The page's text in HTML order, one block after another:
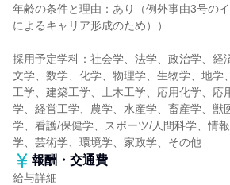
年齢の条件と理由：あり（例外事由3号の
によるキャリア形成のため））
採用予定学科：社会学、法学、政治学、経
文学、数学、化学、物理学、生物学、地学
工学、建築工学、土木工学、応用化学、応
学、経営工学、農学、水産学、畜産学、獣
学、看護/保健学、スポーツ/人間科学、情
学、芸術学、環境学、家政学、その他
報酬・交通費
給与詳細